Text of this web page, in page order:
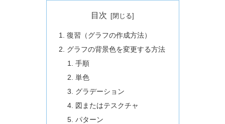
目次
復習（グラフの作成方法）
グラフの背景色を変更する方法
手順
単色
グラデーション
図またはテスクチャ
パターン